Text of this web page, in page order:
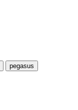
pegasus